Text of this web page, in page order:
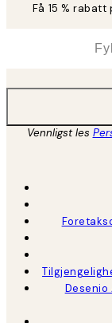
Få 15 %
Vennligst les
Desenio